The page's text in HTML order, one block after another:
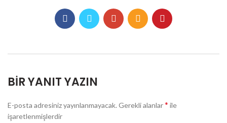
BIR YANIT YAZIN
E-posta adresiniz yayınlanmayacak.Gerekli alanlar* ile
işaretlenmişlerdir